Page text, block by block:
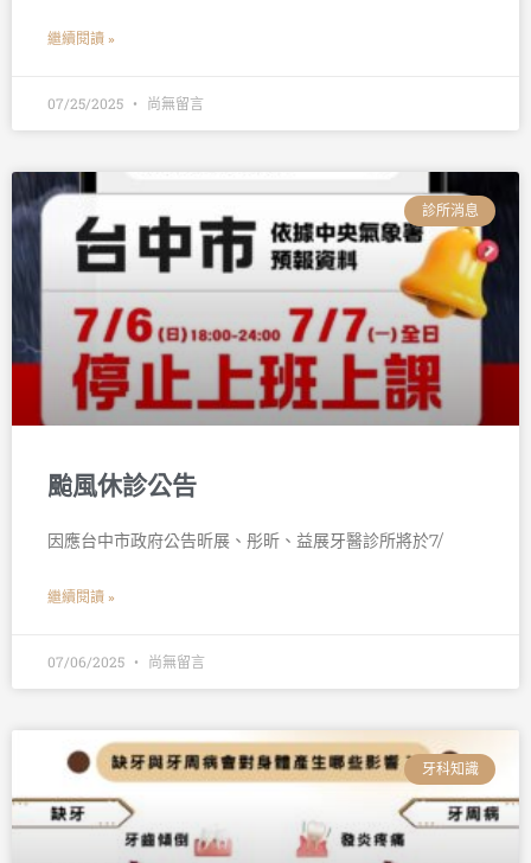
繼續閱讀 »
07/25/2025 尚無留言
診所消息
颱風休診公告
因應台中市政府公告昕展、彤昕、益展牙醫診所將於7/
繼續閱讀 »
07/06/2025 尚無留言
牙科知識